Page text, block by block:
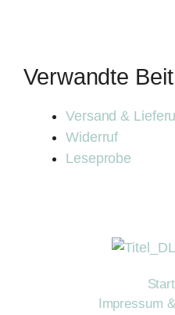
Verwandte
Versand &
Widerruf
Leseprobe
Impressum